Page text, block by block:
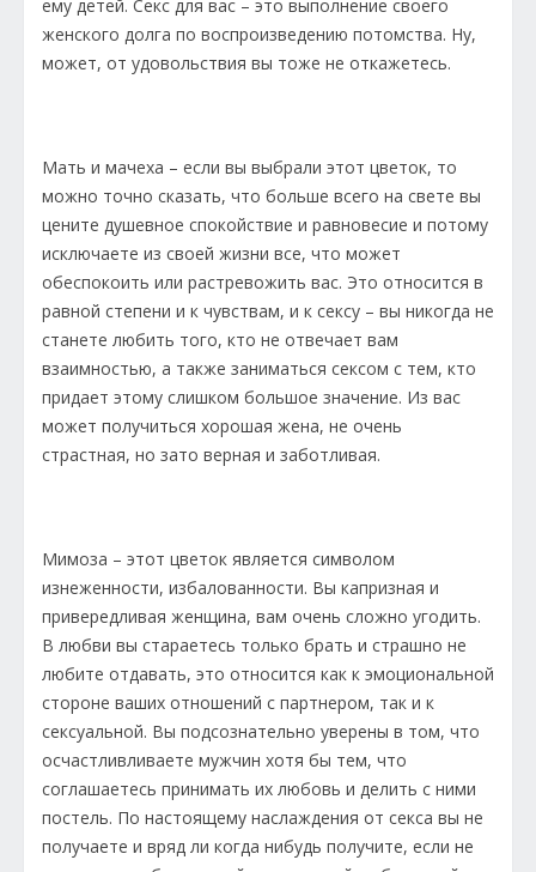
ему детей. Секс для вас – это выполнение своего
женского долга по воспроизведению потомства. Ну,
может, от удовольствия вы тоже не откажетесь.
Мать и мачеха – если вы выбрали этот цветок, то
можно точно сказать, что больше всего на свете вы
цените душевное спокойствие и равновесие и потому
исключаете из своей жизни все, что может
обеспокоить или растревожить вас. Это относится в
равной степени и к чувствам, и к сексу – вы никогда не
станете любить того, кто не отвечает вам
взаимностью, а также заниматься сексом с тем, кто
придает этому слишком большое значение. Из вас
может получиться хорошая жена, не очень
страстная, но зато верная и заботливая.
Мимоза – этот цветок является символом
изнеженности, избалованности. Вы капризная и
привередливая женщина, вам очень сложно угодить.
В любви вы стараетесь только брать и страшно не
любите отдавать, это относится как к эмоциональной
стороне ваших отношений с партнером, так и к
сексуальной. Вы подсознательно уверены в том, что
осчастливливаете мужчин хотя бы тем, что
соглашаетесь принимать их любовь и делить с ними
постель. По настоящему наслаждения от секса вы не
получаете и вряд ли когда нибудь получите, если не